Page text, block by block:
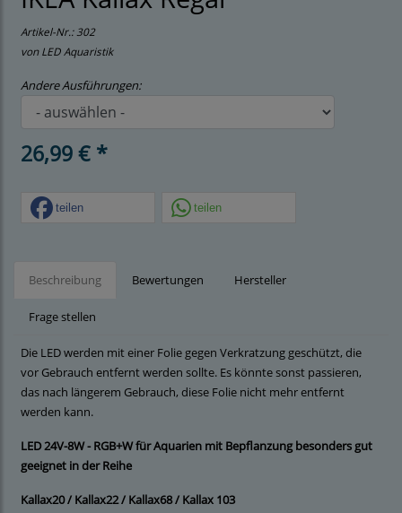
Artikel-Nr.:302
von LED Aquaristik
Andere Ausführungen:
26,99 € *
teilen teilen
Beschreibung Bewertungen Hersteller
Frage stellen
Die LED werden mit einer Folie gegen Verkratzung geschützt, die
vor Gebrauch entfernt werden sollte. Es könnte sonst passieren,
das nach längerem Gebrauch, diese Folie nicht mehr entfernt
werden kann.
LED 24V-8W - RGB+W für Aquarien mit Bepflanzung besonders gut
geeignet in der Reihe
Kallax20 / Kallax22 / Kallax68 / Kallax 103